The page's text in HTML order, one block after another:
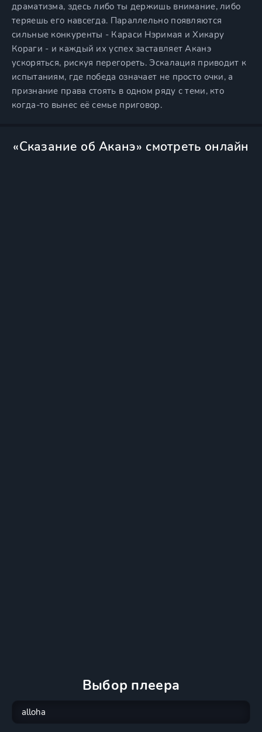
драматизма, здесь либо ты держишь внимание, либо
теряешь его навсегда. Параллельно появляются
сильные конкуренты - Караси Нэримая и Хикару
Кораги - и каждый их успех заставляет Аканэ
ускоряться, рискуя перегореть. Эскалация приводит к
испытаниям, где победа означает не просто очки, а
признание права стоять в одном ряду с теми, кто
когда-то вынес её семье приговор.
«Сказание об Аканэ» смотреть онлайн
Выбор плеера